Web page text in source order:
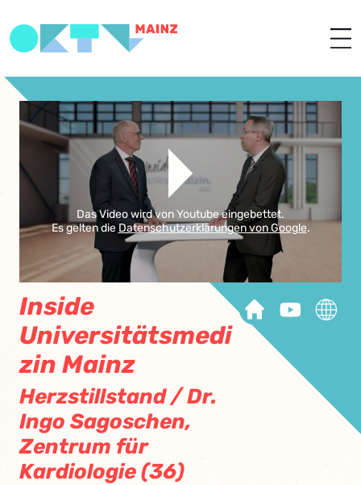
Das Video wird von Youtube eingebettet.
Es gelten dieDatenschutzerklärungen von Google.
Inside
Universitätsmedi
zin Mainz
Herzstillstand / Dr.
Ingo Sagoschen,
Zentrum für
Kardiologie (36)